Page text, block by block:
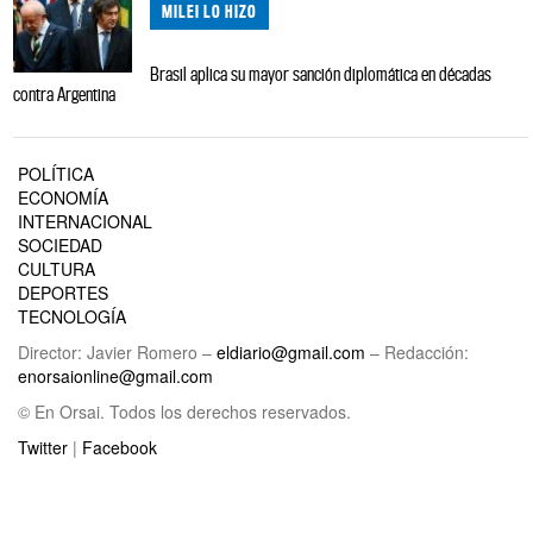
MILEI LO HIZO
Brasil aplica su mayor sanción diplomática en décadas
contra Argentina
POLÍTICA
ECONOMÍA
INTERNACIONAL
SOCIEDAD
CULTURA
DEPORTES
TECNOLOGÍA
Director: Javier Romero – eldiario@gmail.com – Redacción:
enorsaionline@gmail.com
© En Orsai. Todos los derechos reservados.
Twitter | Facebook